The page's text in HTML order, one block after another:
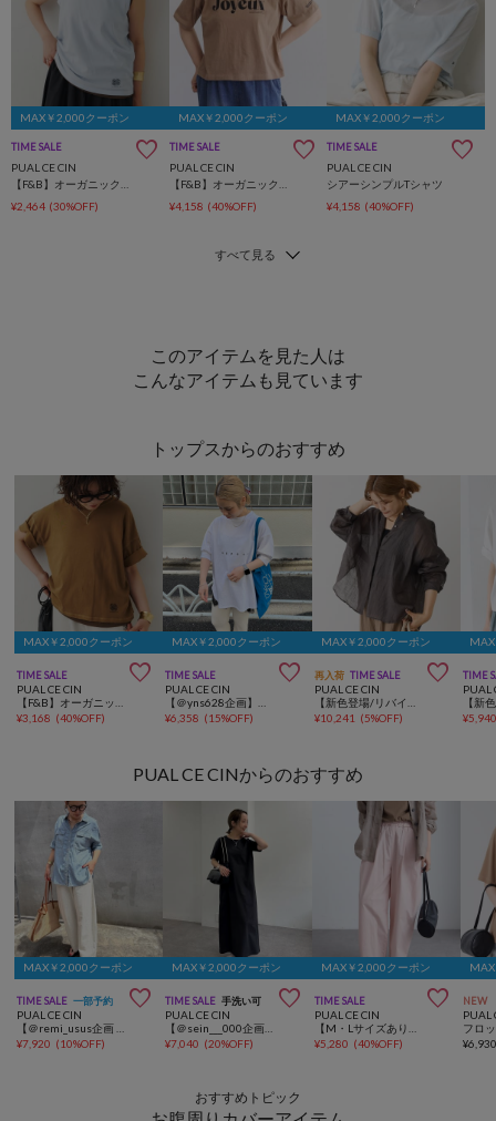
MAX￥2,000クーポン
TIME SALE
PUAL CE CIN
¥2,464 (30%OFF)
MAX￥2,000クーポン
TIME SALE
PUAL CE CIN
¥4,158 (40%OFF)
MAX￥2,000クーポン
TIME SALE
PUAL CE CIN
シアーシンプルTシャツ
¥4,158 (40%OFF)
このアイテムを見た人は
こんなアイテムも見ています
トップスからのおすすめ
MAX￥2,000クーポン
TIME SALE 
PUAL CE CIN
¥3,168 (40%OFF)
MAX￥2,000クーポン
TIME SALE 
PUAL CE CIN
¥6,358 (15%OFF)
MAX￥2,000クーポン
再入荷 TIME SALE 
PUAL CE CIN
¥10,241 (5%OFF)
TIME
PUAL
¥
PUAL CE CINからのおすすめ
MAX￥2,000クーポン
TIME SALE 一部予約 
PUAL CE CIN
¥7,920 (10%OFF)
MAX￥2,000クーポン
TIME SALE 手洗い可 
PUAL CE CIN
¥7,040 (20%OFF)
MAX￥2,000クーポン
TIME SALE 
PUAL CE CIN
¥5,280 (40%OFF)
NEW
PUAL
¥
おすすめトピック